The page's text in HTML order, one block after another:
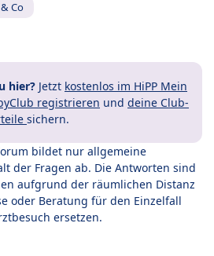
Co
hier? Jetzt kostenlos im HiPP Mein
registrieren und deine Club-
sichern.
bildet nur allgemeine
der Fragen ab. Die Antworten sind
aufgrund der räumlichen Distanz
oder Beratung für den Einzelfall
ersetzen.